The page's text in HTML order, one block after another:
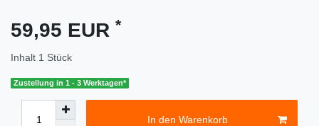
59,95 EUR *
Inhalt 1 Stück
Zustellung in 1 - 3 Werktagen*
In den Warenkorb